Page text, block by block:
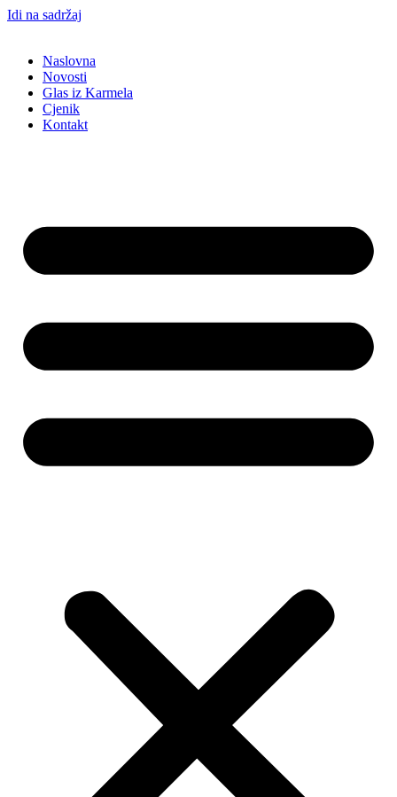
Idi na sadržaj
Naslovna
Novosti
Glas iz Karmela
Cjenik
Kontakt